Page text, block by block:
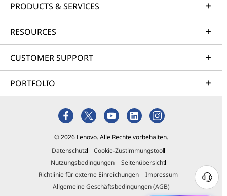
PRODUCTS & SERVICES
RESOURCES
CUSTOMER SUPPORT
PORTFOLIO
© 2026 Lenovo. Alle Rechte vorbehalten.
Datenschutz
Cookie-Zustimmungstool
Nutzungsbedingungen
Seitenübersicht
Richtlinie für externe Einreichungen
Impressum
Allgemeine Geschäftsbedingungen (AGB)